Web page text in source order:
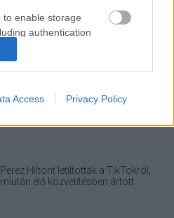
to enable storage
authentication
and other
Access Privacy Policy
sorozatát
Perez Hiltont letiltották a TikTokról,
miután élő közvetítésben ártott